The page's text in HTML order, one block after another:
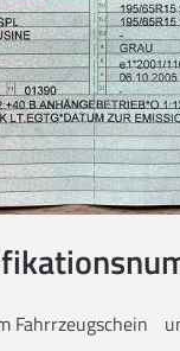
Fahrrzeugschein